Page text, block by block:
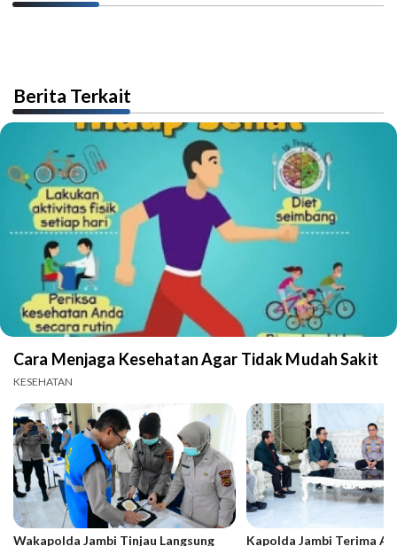
Berita Terkait
Cara Menjaga Kesehatan Agar Tidak Mudah Sakit
KESEHATAN
Wakapolda Jambi Tinjau Langsung Kapolda Jambi Terima